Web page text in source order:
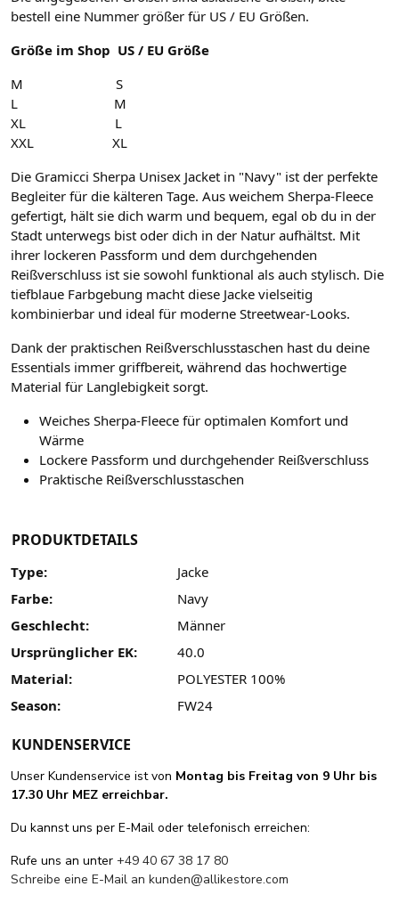
bestell eine Nummer größer für US / EU Größen.
Größe im Shop US / EU Größe
M S
L M
XL L
XXL XL
Die Gramicci Sherpa Unisex Jacket in "Navy" ist der perfekte
Begleiter für die kälteren Tage. Aus weichem Sherpa-Fleece
gefertigt, hält sie dich warm und bequem, egal ob du in der
Stadt unterwegs bist oder dich in der Natur aufhältst. Mit
ihrer lockeren Passform und dem durchgehenden
Reißverschluss ist sie sowohl funktional als auch stylisch. Die
tiefblaue Farbgebung macht diese Jacke vielseitig
kombinierbar und ideal für moderne Streetwear-Looks.
Dank der praktischen Reißverschlusstaschen hast du deine
Essentials immer griffbereit, während das hochwertige
Material für Langlebigkeit sorgt.
Weiches Sherpa-Fleece für optimalen Komfort und
Wärme
Lockere Passform und durchgehender Reißverschluss
Praktische Reißverschlusstaschen
PRODUKTDETAILS
Type:
Jacke
Farbe:
Navy
Geschlecht:
Männer
Ursprünglicher EK:
40.0
Material:
POLYESTER 100%
Season:
FW24
KUNDENSERVICE
Unser Kundenservice ist von Montag bis Freitag von 9 Uhr bis
17.30 Uhr MEZ erreichbar.
Du kannst uns per E-Mail oder telefonisch erreichen:
Rufe uns an unter +49 40 67 38 17 80
Schreibe eine E-Mail an kunden@allikestore.com